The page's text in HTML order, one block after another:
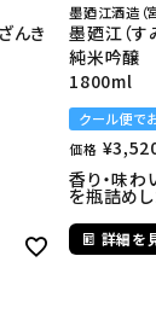
んき
墨廼江酒造（
墨廼江（す
純米吟醸
1800ml
クール便で
価格 ¥
香り・味
を瓶詰めし
詳細を